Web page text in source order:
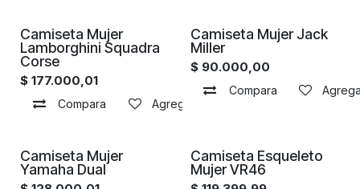
Camiseta Mujer
Lamborghini Squadra
Corse
$ 177.000,01
Compara Agregar a la lista de deseos
Camiseta Mujer Jack
Miller
$ 90.000,00
Compara
Camiseta Mujer
Yamaha Dual
Camiseta Esqueleto
Mujer VR46